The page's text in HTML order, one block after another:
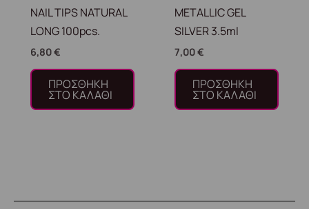
NAIL TIPS NATURAL
LONG 100pcs.
6,80€
ΠΡΟΣΘΉΚΗ
ΣΤΟ ΚΑΛΆΘΙ
METALLIC GEL
SILVER 3.5ml
7,00€
ΠΡΟΣΘΉΚΗ
ΣΤΟ ΚΑΛΆΘΙ